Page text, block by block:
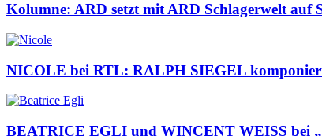
Kolumne: ARD setzt mit ARD Schlagerwelt auf
NICOLE bei RTL: RALPH SIEGEL
BEATRICE EGLI und WINCENT WEISS bei